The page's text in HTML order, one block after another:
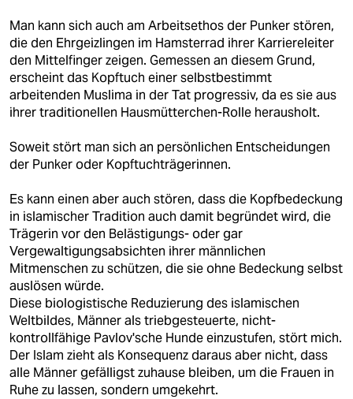
Man kann sich auch am Arbeitsethos der Punker stören,
die den Ehrgeizlingen im Hamsterrad ihrer Karriereleiter
den Mittelfinger zeigen. Gemessen an diesem Grund,
erscheint das Kopftuch einer selbstbestimmt
arbeitenden Muslima in der Tat progressiv, da es sie aus
ihrer traditionellen Hausmütterchen-Rolle herausholt.
Soweit stört man sich an persönlichen Entscheidungen
der Punker oder Kopftuchträgerinnen.
Es kann einen aber auch stören, dass die Kopfbedeckung
in islamischer Tradition auch damit begründet wird, die
Trägerin vor den Belästigungs- oder gar
Vergewaltigungsabsichten ihrer männlichen
Mitmenschen zu schützen, die sie ohne Bedeckung selbst
auslösen würde.
Diese biologistische Reduzierung des islamischen
Weltbildes, Männer als triebgesteuerte, nicht-
kontrollfähige Pavlov'sche Hunde einzustufen, stört mich.
Der Islam zieht als Konsequenz daraus aber nicht, dass
alle Männer gefälligst zuhause bleiben, um die Frauen in
Ruhe zu lassen, sondern umgekehrt.